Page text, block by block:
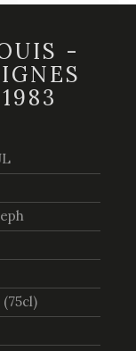
-